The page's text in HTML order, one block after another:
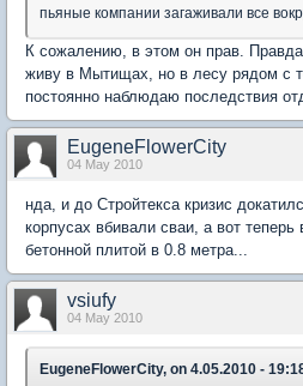
пьяные компании загаживали все
К сожалению, в этом он прав.
живу в Мытищах, но в лесу рядом с
постоянно наблюдаю последствия
EugeneFlowerCity
04 May 2010
нда, и до Стройтекса кризис
корпусах вбивали сваи, а вот
бетонной плитой в 0.8 метра...
vsiufy
04 May 2010
EugeneFlowerCity, on 4.05.2010 -